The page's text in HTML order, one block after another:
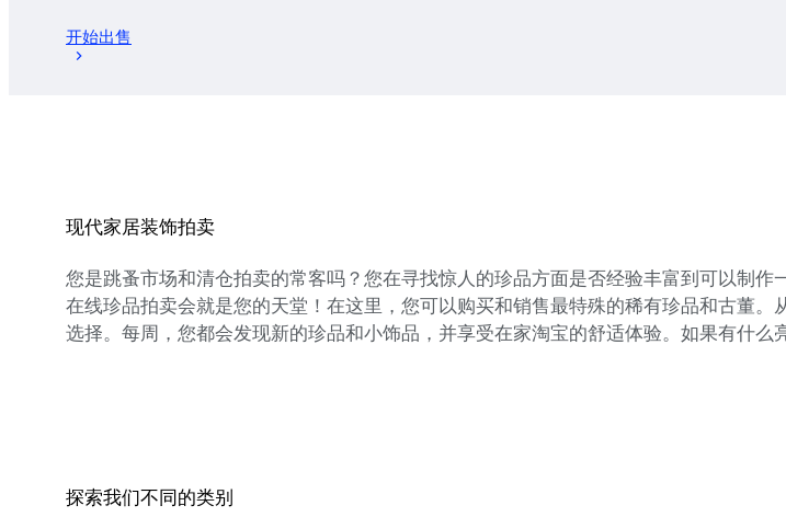
开始出售
现代家居装饰拍卖
您是跳蚤市场和清仓拍卖的常客吗？您在寻找惊人的珍品方面是否经验丰富到可以制
在线珍品拍卖会就是您的天堂！在这里，您可以购买和销售最特殊的稀有珍品和古董
选择。每周，您都会发现新的珍品和小饰品，并享受在家淘宝的舒适体验。如果有什么
探索我们不同的类别